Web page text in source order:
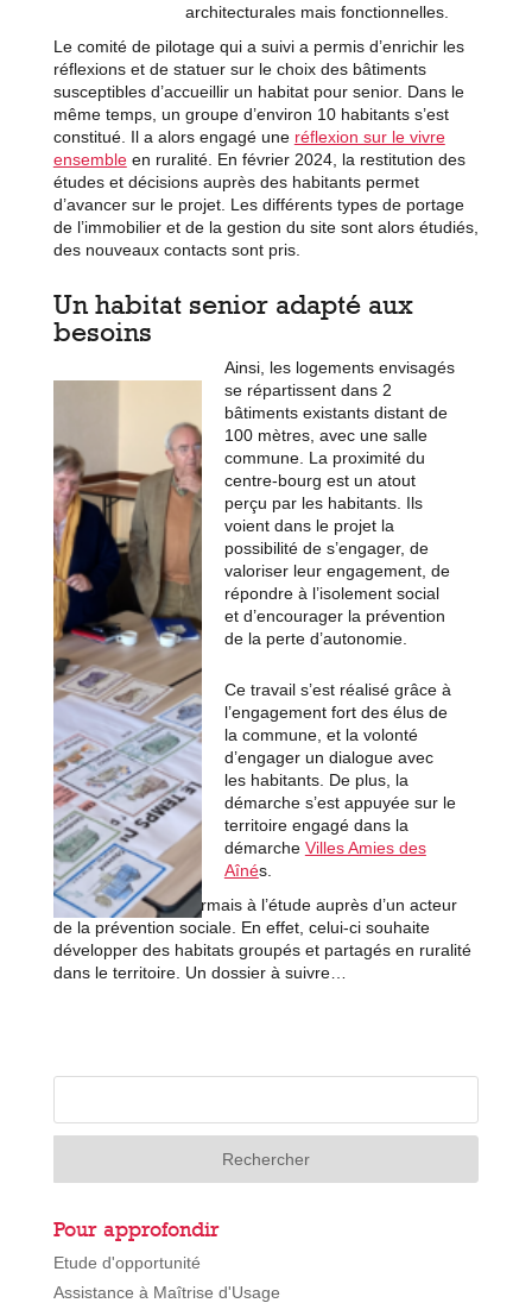
architecturales mais fonctionnelles.
Le comité de pilotage qui a suivi a permis d’enrichir les
réflexions et de statuer sur le choix des bâtiments
susceptibles d’accueillir un habitat pour senior. Dans le
même temps, un groupe d’environ 10 habitants s’est
constitué. Il a alors engagé une réflexion sur le vivre
ensembleen ruralité. En février 2024, la restitution des
études et décisions auprès des habitants permet
d’avancer sur le projet. Les différents types de portage
de l’immobilier et de la gestion du site sont alors étudiés,
des nouveaux contacts sont pris.
Un habitat senior adapté aux
besoins
Ainsi, les logements envisagés
se répartissent dans 2
bâtiments existants distant de
100 mètres, avec une salle
commune. La proximité du
centre-bourg est un atout
perçu par les habitants. Ils
voient dans le projet la
possibilité de s’engager, de
valoriser leur engagement, de
répondre à l’isolement social
et d’encourager la prévention
de la perte d’autonomie.
Ce travail s’est réalisé grâce à
l’engagement fort des élus de
la commune, et la volonté
d’engager un dialogue avec
les habitants. De plus, la
démarche s’est appuyée sur le
territoire engagé dans la
démarche Villes Amies des
Aînés.
Le dossier est désormais à l’étude auprès d’un acteur
de la prévention sociale. En effet, celui-ci souhaite
développer des habitats groupés et partagés en ruralité
dans le territoire. Un dossier à suivre…
Pour approfondir
Etude d'opportunité
Assistance à Maîtrise d'Usage